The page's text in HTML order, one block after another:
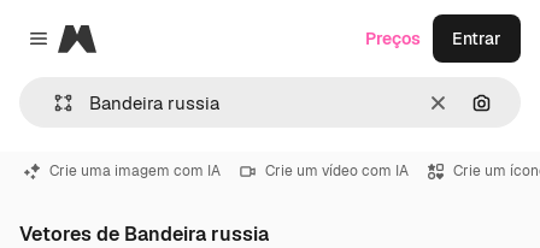
Close menu
Magnific
Limpar
Preços Entrar
Crie uma imagem com IA Crie um vídeo com IA Crie um
Vetores de Bandeira russia